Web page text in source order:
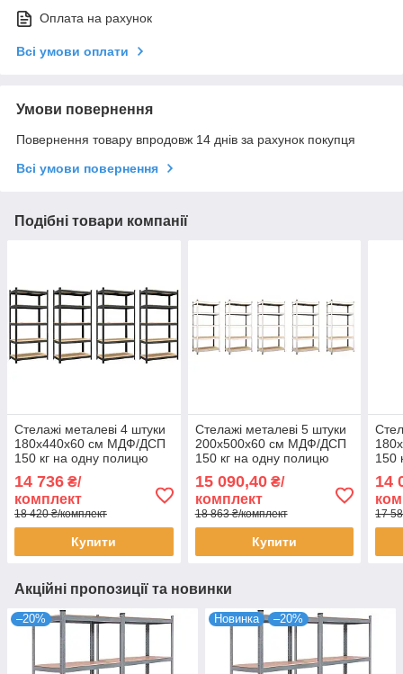
Оплата на рахунок
Всі умови оплати
Умови повернення
Повернення товару впродовж 14 днів за рахунок покупця
Всі умови повернення
Подібні товари компанії
Стелажі металеві 4 штуки
180х440х60 см МДФ/ДСП
150 кг на одну полицю
полиці (х4) комплект
14 736 ₴/
комплект
18 420 ₴/комплект
Купити
Стелажі металеві 5 штуки
200х500х60 см МДФ/ДСП
150 кг на одну полицю
комплект
15 090,40₴/
комплект
18 863 ₴/комплект
Купити
150
14
17
Акційні пропозиції та новинки
–20% Новинка –20%